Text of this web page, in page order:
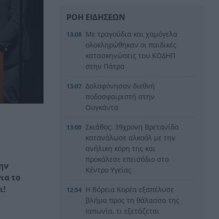
το
ΡΟΗ ΕΙΔΗΣΕΩΝ
13:08 Με τραγούδια και χαμόγελα
ολοκληρώθηκαν οι παιδικές
κατασκηνώσεις του ΚΟΔΗΠ
στην Πάτρα
13:07 Δολοφόνησαν διεθνή
ποδοσφαιριστή στην
Ουγκάντα
13:00 Σκιάθος: 39χρονη Βρετανίδα
κατανάλωσε αλκοόλ με την
ανήλικη κόρη της και
προκάλεσε επεισόδιο στο
Κέντρο Υγείας
12:54 Η Βόρεια Κορέα εξαπέλυσε
βλήμα προς τη θάλασσα της
Ιαπωνία, τι εξετάζεται